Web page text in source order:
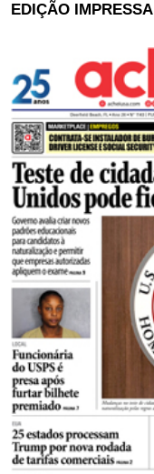
EDIÇÃO IMPRESSA